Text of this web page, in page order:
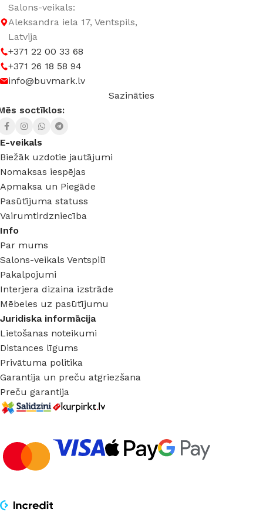
Salons-veikals:
Aleksandra iela 17, Ventspils,
Latvija
+371 22 00 33 68
+371 26 18 58 94
info@buvmark.lv
Sazināties
soctīklos:
E-veikals
Biežāk uzdotie jautājumi
Nomaksas iespējas
Apmaksa un Piegāde
Pasūtījuma statuss
Vairumtirdzniecība
Info
Par mums
Salons-veikals Ventspilī
Pakalpojumi
Interjera dizaina izstrāde
Mēbeles uz pasūtījumu
Juridiska informācija
Lietošanas noteikumi
Distances līgums
Privātuma politika
Garantija un preču atgriezšana
Preču garantija